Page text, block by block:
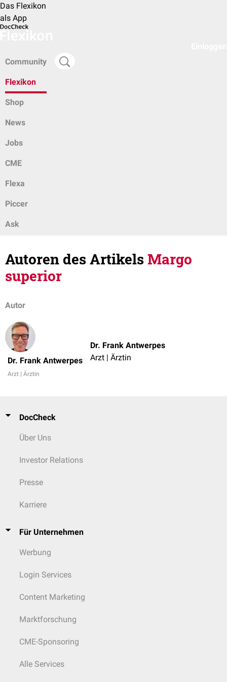
Das Flexikon
als App
Community
Flexikon
Shop
News
Jobs
CME
Flexa
Piccer
Ask
Autoren des ArtikelsMargo
superior
Autor
Dr. Frank Antwerpes
Arzt | Ärztin
Dr. Frank Antwerpes
Arzt | Ärztin
DocCheck
Über Uns
Investor Relations
Presse
Karriere
Für Unternehmen
Werbung
Login Services
Content Marketing
Marktforschung
CME-Sponsoring
Alle Services